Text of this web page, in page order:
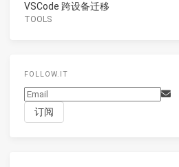
VSCode 跨设备迁移
TOOLS
FOLLOW.IT